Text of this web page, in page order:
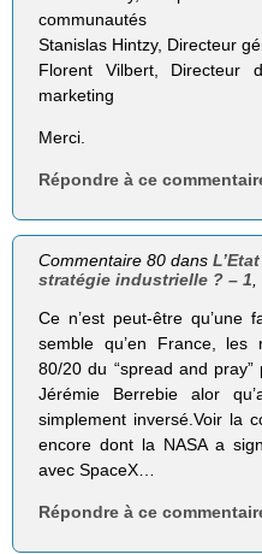
communautés
Stanislas Hintzy, Directeur
Florent Vilbert, Directeur
marketing
Merci.
Répondre à ce
Commentaire 80 dans
stratégie industrielle ? – 1
Ce n’est peut-être qu’une
semble qu’en France,
80/20 du “spread and
Jérémie Berrebie alor
simplement inversé.Voir la
encore dont la NASA a
avec SpaceX…
Répondre à ce